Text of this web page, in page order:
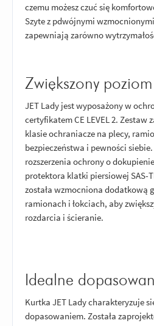
czemu możesz czuć się
Szyte z pdwójnymi
zapewniają zarówno
Zwiększony
JET Lady jest wyposażony w
certyfikatem CE LEVEL 2.
klasie ochraniacze na plecy,
bezpieczeństwa i pewności
rozszerzenia ochrony o
protektora klatki piersiowej SAS-
została wzmocniona dodatkową
ramionach i łokciach, aby
rozdarcia i ścieranie.
Idealne
Kurtka JET Lady charakteryzuje
dopasowaniem. Została